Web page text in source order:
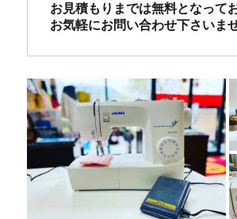
お見積もりまでは無料となって
お気軽にお問い合わせ下さいま